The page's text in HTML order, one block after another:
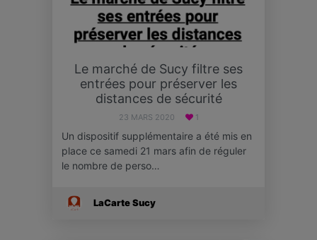
Le marché de Sucy filtre ses
entrées pour préserver les
distances de sécurité
23 MARS 2020 1
Un dispositif supplémentaire a été mis en
place ce samedi 21 mars afin de réguler
le nombre de perso…
LaCarte Sucy